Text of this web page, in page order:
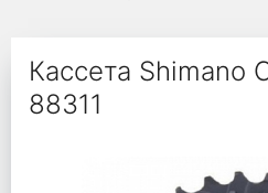
Кассета Shimano
88311